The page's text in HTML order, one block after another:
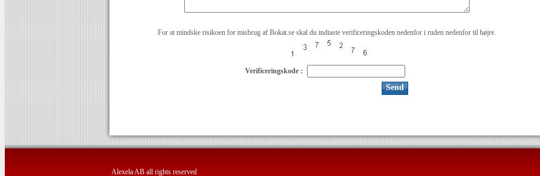
For at mindske risikoen for misbrug af Bokat.se skal du indtaste verificeringskoden nedenfor i ruden nedenfor til højre.
Verificeringskode :
Alexela AB all rights reserved